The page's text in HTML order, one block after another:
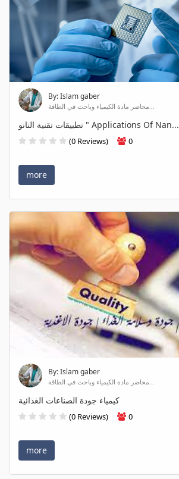
By: Islam gaber
محاضر مادة الكيمياء وباحث في الطاقة...
تطبيقات تقنية النانو " Applications Of Nan...
(0 Reviews) 0
more
By: Islam gaber
محاضر مادة الكيمياء وباحث في الطاقة...
كيمياء جودة الصناعات الغذائية
(0 Reviews) 0
more